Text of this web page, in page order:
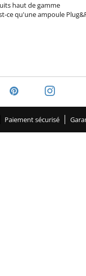
haut de gamme
ce qu'une ampoule
Paiement sécurisé